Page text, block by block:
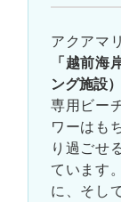
アクアマ
「越前海
ング施設
専用ビー
ワーはも
り過ごせ
ています
に、そし